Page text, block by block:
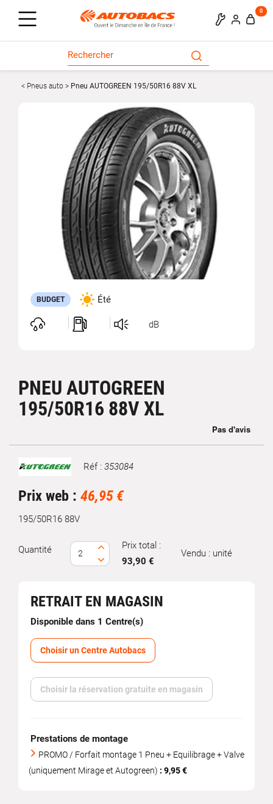
0
Pneus auto Pneu AUTOGREEN 195/50R16 88V XL
PNEU AUTOGREEN
195/50R16 88V XL
BUDGET Été
dB
Marque Réf : 353084
Prix web : 46,95 €
195/50R16 88V
Quantité
Prix total :
93,90 €
Vendu : unité
RETRAIT EN MAGASIN
Disponible dans 1 Centre(s)
Choisir un Centre Autobacs
Choisir la réservation gratuite en magasin
Prestations de montage
PROMO / Forfait montage 1 Pneu + Equilibrage + Valve
(uniquement Mirage et Autogreen) : 9,95 €